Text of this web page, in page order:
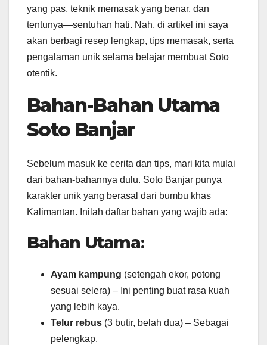
yang pas, teknik memasak yang benar, dan
tentunya—sentuhan hati. Nah, di artikel ini saya
akan berbagi resep lengkap, tips memasak, serta
pengalaman unik selama belajar membuat Soto
otentik.
Bahan-Bahan Utama
Soto Banjar
Sebelum masuk ke cerita dan tips, mari kita mulai
dari bahan-bahannya dulu. Soto Banjar punya
karakter unik yang berasal dari bumbu khas
Kalimantan. Inilah daftar bahan yang wajib ada:
Bahan Utama:
Ayam kampung (setengah ekor, potong
sesuai selera) – Ini penting buat rasa kuah
yang lebih kaya.
Telur rebus (3 butir, belah dua) – Sebagai
pelengkap.